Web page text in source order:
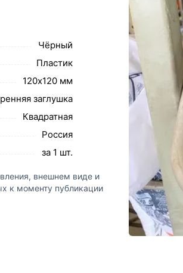
Чёрный
Пластик
120х120 мм
заглушка
Квадратная
Россия
за 1 шт.
внешнем виде и
к моменту публикации